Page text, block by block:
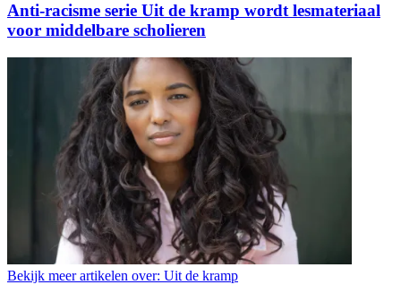
Anti-racisme serie Uit de kramp wordt lesmateriaal
voor middelbare scholieren
Bekijk meer artikelen over: Uit de kramp